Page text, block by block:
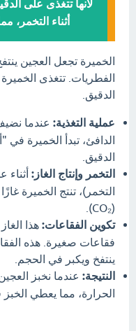
لأنها تتغذى على
أثناء التخمر،
الخميرة تجعل العجين
الفطريات. تتغذى
الدقيق.
عملية التغذية: عندما
الدافئ، تبدأ الخميرة
الدقيق.
التخمر وإنتاج الغاز: أثناء
التخمر)، تنتج الخميرة
(CO₂).
تكوين الفقاعات: هذا
فقاعات صغيرة. هذه
ينتفخ ويكبر في الحجم.
النتيجة: عندما نخبز
الحرارة، مما يعطي